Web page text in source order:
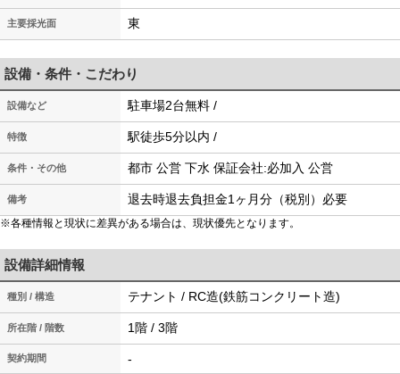
主要採光面 東
設備・条件・こだわり
設備など 駐車場2台無料 /
特徴 駅徒歩5分以内 /
条件・その他 都市 公営 下水 保証会社:必加入 公営
備考 退去時退去負担金1ヶ月分（税別）必要
※各種情報と現状に差異がある場合は、現状優先となります。
設備詳細情報
種別 / 構造 テナント / RC造(鉄筋コンクリート造)
所在階 / 階数 1階 / 3階
契約期間 -